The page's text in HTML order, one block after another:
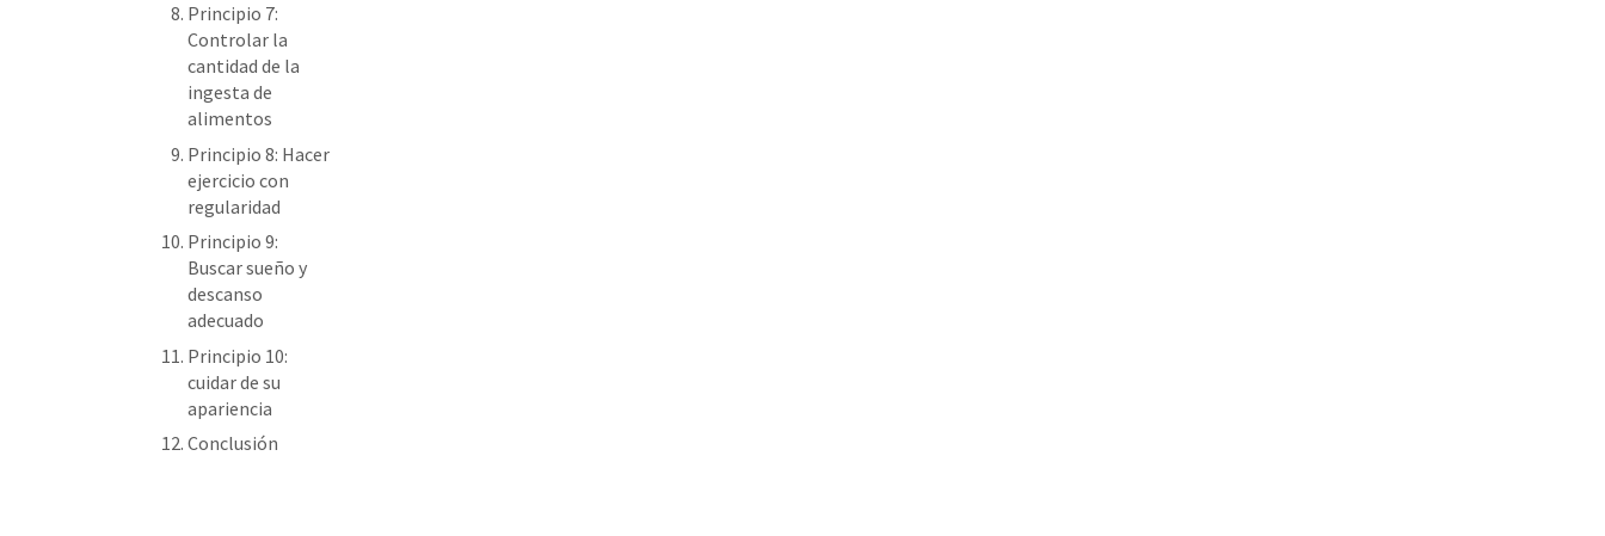
Principio 7:
Controlar la
cantidad de la
ingesta de
alimentos
Principio 8: Hacer
ejercicio con
regularidad
Principio 9:
Buscar sueño y
descanso
adecuado
Principio 10:
cuidar de su
apariencia
Conclusión